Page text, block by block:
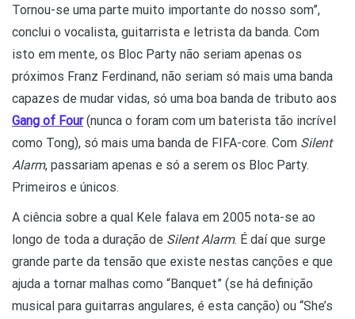
Tornou-se uma parte muito importante do nosso som”,
conclui o vocalista, guitarrista e letrista da banda. Com
isto em mente, os Bloc Party não seriam apenas os
próximos Franz Ferdinand, não seriam só mais uma banda
capazes de mudar vidas, só uma boa banda de tributo aos
Gang of Four(nunca o foram com um baterista tão incrível
como Tong), só mais uma banda de FIFA-core. Com Silent
Alarm, passariam apenas e só a serem os Bloc Party.
Primeiros e únicos.
A ciência sobre a qual Kele falava em 2005 nota-se ao
longo de toda a duração de Silent Alarm. É daí que surge
grande parte da tensão que existe nestas canções e que
ajuda a tornar malhas como “Banquet” (se há definição
musical para guitarras angulares, é esta canção) ou “She’s